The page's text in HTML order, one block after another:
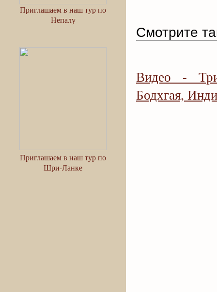
Приглашаем в наш тур по
Непалу
Приглашаем в наш тур по
Шри-Ланке
Смотрите
Видео -
Бодхгая,